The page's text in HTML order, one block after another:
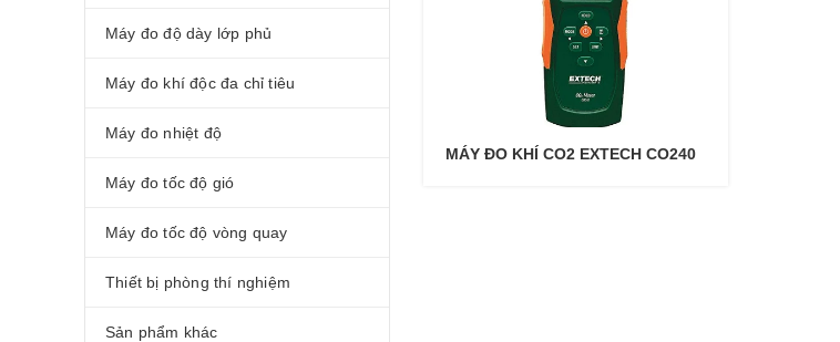
MÁY ĐO KHÍ CO2 EXTECH CO240
Máy đo độ dày lớp phủ
Máy đo khí độc đa chỉ tiêu
Máy đo nhiệt độ
Máy đo tốc độ gió
Máy đo tốc độ vòng quay
Thiết bị phòng thí nghiệm
Sản phẩm khác